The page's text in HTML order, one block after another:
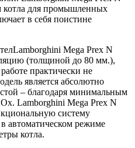
котла для промышленных
в себя поистине
Mega Prex N
(толщиной до 80 мм.),
практически не
является абсолютно
– благодаря минимальным
Lamborghini Mega Prex N
систему
автоматическом режиме
котла.